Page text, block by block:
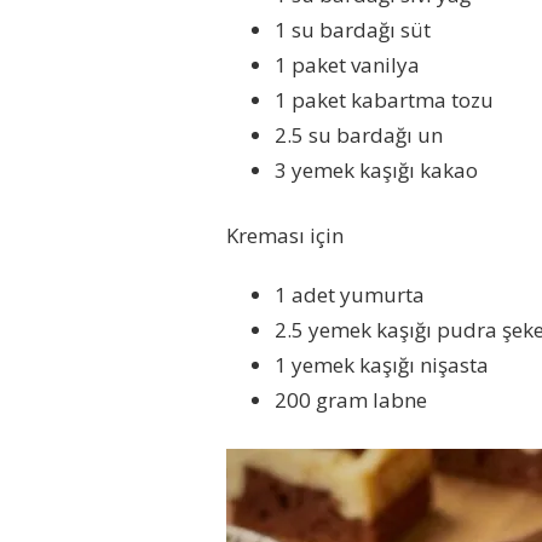
1 su bardağı süt
1 paket vanilya
1 paket kabartma tozu
2.5 su bardağı un
3 yemek kaşığı kakao
Kreması için
1 adet yumurta
2.5 yemek kaşığı pudra
1 yemek kaşığı nişasta
200 gram labne